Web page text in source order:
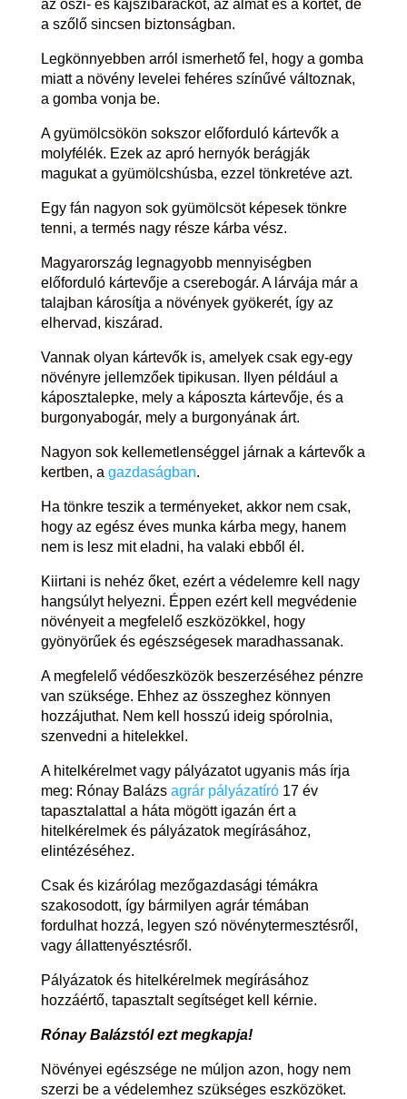
az őszi- és kajszibarackot, az almát és a körtét, de
a szőlő sincsen biztonságban.
Legkönnyebben arról ismerhető fel, hogy a gomba
miatt a növény levelei fehéres színűvé változnak,
a gomba vonja be.
A gyümölcsökön sokszor előforduló kártevők a
molyfélék. Ezek az apró hernyók berágják
magukat a gyümölcshúsba, ezzel tönkretéve azt.
Egy fán nagyon sok gyümölcsöt képesek tönkre
tenni, a termés nagy része kárba vész.
Magyarország legnagyobb mennyiségben
előforduló kártevője a cserebogár. A lárvája már a
talajban károsítja a növények gyökerét, így az
elhervad, kiszárad.
Vannak olyan kártevők is, amelyek csak egy-egy
növényre jellemzőek tipikusan. Ilyen például a
káposztalepke, mely a káposzta kártevője, és a
burgonyabogár, mely a burgonyának árt.
Nagyon sok kellemetlenséggel járnak a kártevők a
kertben, a gazdaságban.
Ha tönkre teszik a terményeket, akkor nem csak,
hogy az egész éves munka kárba megy, hanem
nem is lesz mit eladni, ha valaki ebből él.
Kiirtani is nehéz őket, ezért a védelemre kell nagy
hangsúlyt helyezni. Éppen ezért kell megvédenie
növényeit a megfelelő eszközökkel, hogy
gyönyörűek és egészségesek maradhassanak.
A megfelelő védőeszközök beszerzéséhez pénzre
van szüksége. Ehhez az összeghez könnyen
hozzájuthat. Nem kell hosszú ideig spórolnia,
szenvedni a hitelekkel.
A hitelkérelmet vagy pályázatot ugyanis más írja
meg: Rónay Balázs agrár pályázatíró17 év
tapasztalattal a háta mögött igazán ért a
hitelkérelmek és pályázatok megírásához,
elintézéséhez.
Csak és kizárólag mezőgazdasági témákra
szakosodott, így bármilyen agrár témában
fordulhat hozzá, legyen szó növénytermesztésről,
vagy állattenyésztésről.
Pályázatok és hitelkérelmek megírásához
hozzáértő, tapasztalt segítséget kell kérnie.
Rónay Balázstól ezt megkapja!
Növényei egészsége ne múljon azon, hogy nem
szerzi be a védelemhez szükséges eszközöket.